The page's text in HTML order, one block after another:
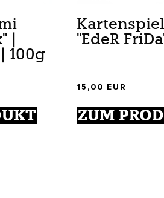
|
100g
"EdeR
15,00 EUR
ZUM